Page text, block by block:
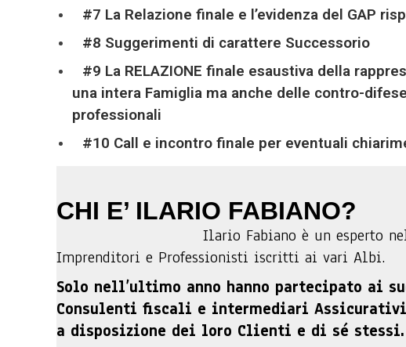
#7 La Relazione finale e l’evidenza del GAP
#8 Suggerimenti di carattere Successorio
#9 La RELAZIONE finale esaustiva della
una intera Famiglia ma anche delle contro-
professionali
#10 Call e incontro finale per eventuali
CHI E’ ILARIO FABIANO?
Ilario Fabiano è un esperto
Imprenditori e Professionisti iscritti ai vari Albi.
Solo nell’ultimo anno hanno partecipato ai
Consulenti fiscali e intermediari
a disposizione dei loro Clienti e di sé stessi.